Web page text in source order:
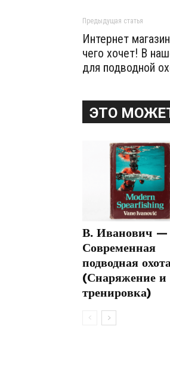
Предыдущая статья
Интернет
чего хочет! В
для подводной
ЭТО
В. Иванович —
Современная
подводная
(Снаряжение и
тренировка)